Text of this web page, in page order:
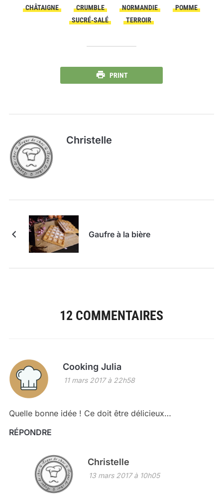
CHÂTAIGNE
CRUMBLE NORMANDIE
POMME
SUCRÉ-SALÉ
TERROIR
PRINT
Christelle
Gaufre à la bière
12 COMMENTAIRES
Cooking Julia
11 mars 2017 à 22h58
Quelle bonne idée ! Ce doit être délicieux…
RÉPONDRE
Christelle
13 mars 2017 à 10h05